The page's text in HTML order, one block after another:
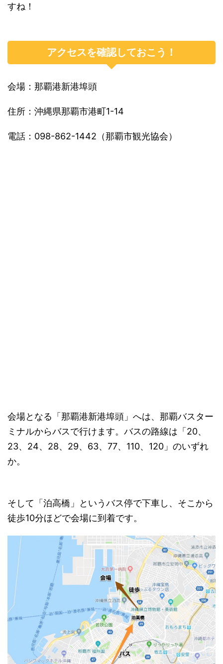
すね！
アクセスを確認しておこう！
会場：那覇港新港埠頭
住所：沖縄県那覇市港町1-14
電話：098-862-1442（那覇市観光協会）
会場となる「那覇港新港埠頭」へは、那覇バスター
ミナルからバスで行けます。バスの路線は「20、
23、24、28、29、63、77、110、120」のいずれ
か。
そして「泊高橋」というバス停で下車し、そこから
徒歩10分ほどで会場に到着です。